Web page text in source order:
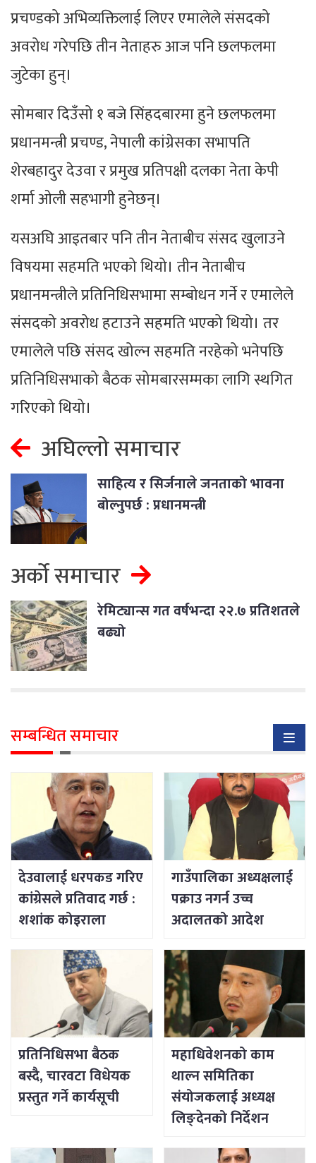
प्रचण्डको अभिव्यक्तिलाई लिएर एमालेले संसदको
अवरोध गरेपछि तीन नेताहरु आज पनि छलफलमा
जुटेका हुन्।
सोमबार दिउँसो १ बजे सिंहदबारमा हुने छलफलमा
प्रधानमन्त्री प्रचण्ड, नेपाली कांग्रेसका सभापति
शेरबहादुर देउवा र प्रमुख प्रतिपक्षी दलका नेता केपी
शर्मा ओली सहभागी हुनेछन्।
यसअघि आइतबार पनि तीन नेताबीच संसद खुलाउने
विषयमा सहमति भएको थियो। तीन नेताबीच
प्रधानमन्त्रीले प्रतिनिधिसभामा सम्बोधन गर्ने र एमालेले
संसदको अवरोध हटाउने सहमति भएको थियो। तर
एमालेले पछि संसद खोल्न सहमति नरहेको भनेपछि
प्रतिनिधिसभाको बैठक सोमबारसम्मका लागि स्थगित
गरिएको थियो।
अघिल्लो समाचार
साहित्य र सिर्जनाले जनताको भावना
बोल्नुपर्छ : प्रधानमन्त्री
अर्को समाचार
रेमिट्यान्स गत वर्षभन्दा २२.७ प्रतिशतले
बढ्यो
सम्बन्धित समाचार
देउवालाई धरपकड गरिए
कांग्रेसले प्रतिवाद गर्छ :
शशांक कोइराला
गाउँपालिका अध्यक्षलाई
पक्राउ नगर्न उच्च
अदालतको आदेश
प्रतिनिधिसभा बैठक
बस्दै, चारवटा विधेयक
प्रस्तुत गर्ने कार्यसूची
महाधिवेशनको काम
थाल्न समितिका
संयोजकलाई अध्यक्ष
लिङ्देनको निर्देशन